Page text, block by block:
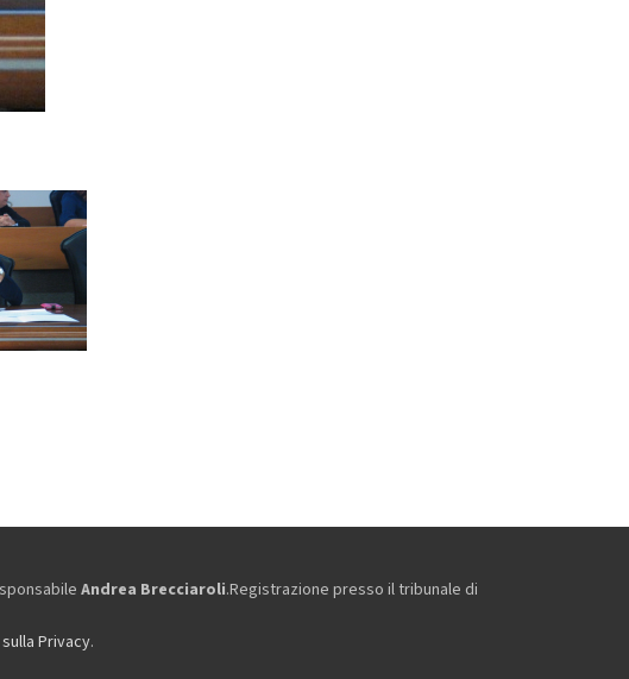
Andrea Brecciaroli.Registrazione presso il tribunale di
Privacy.